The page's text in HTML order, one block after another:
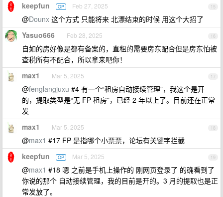
15
keepfun OP Feb 27, 2025
@Dounx 这个方式 只能将来 北漂结束的时候 用这个大招了
16
Yasuo666 Feb 28, 2025
自如的房好像是都有备案的，直租的需要房东配合但是房东怕被
查税所有不配合，所以拿来吧你！
17
max1 Mar 5, 2025
@fenglangjuxu #4 有一个“租房自动接续管理”，我这个是开
的，提取类型是“无 FP 租房”，已经 2 年以上了。目前还在正常
发
18
max1 Mar 5, 2025
@max1 #17 FP 是指哪个小票票，论坛有关键字拦截
19
keepfun OP Mar 5, 2025
@max1 #18 嗯 之前是手机上操作的 刚网页登录了 的确看到了
你说的那个 自动接续管理，我的目前是开的。3 月的提取也是正
常发放了。